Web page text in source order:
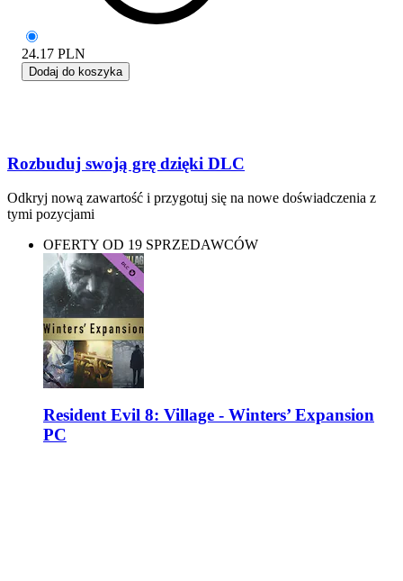
24.17 PLN
Dodaj do koszyka
Rozbuduj swoją grę dzięki DLC
Odkryj nową zawartość i przygotuj się na nowe doświadczenia z
tymi pozycjami
OFERTY OD 19 SPRZEDAWCÓW
Resident Evil 8: Village - Winters’ Expansion
PC